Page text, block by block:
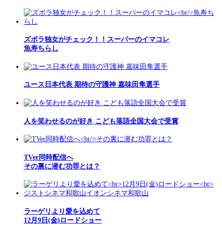
ズボラ独女がチェック！！スーパーのイマコレ
魚寿ちらし
ユース日本代表 期待の守護神 嘉味田隼選手
人を笑わせるのが好き こども落語全国大会で受賞
TVer同時配信へ
その裏に潜む功罪とは？
ラーゲリより愛を込めて
12月9日(金)ロードショー